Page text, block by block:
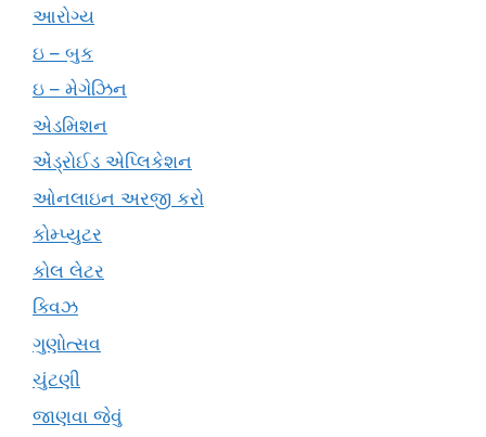
આરોગ્ય
ઇ – બુક
ઇ – મેગેઝિન
એડમિશન
એંડ્રોઈડ એપ્લિકેશન
ઓનલાઇન અરજી કરો
કોમ્પ્યુટર
કોલ લેટર
ક્વિઝ
ગુણોત્સવ
ચુંટણી
જાણવા જેવું